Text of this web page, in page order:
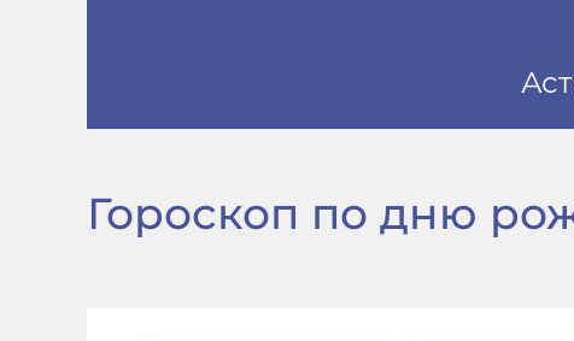
Гороскоп по дню